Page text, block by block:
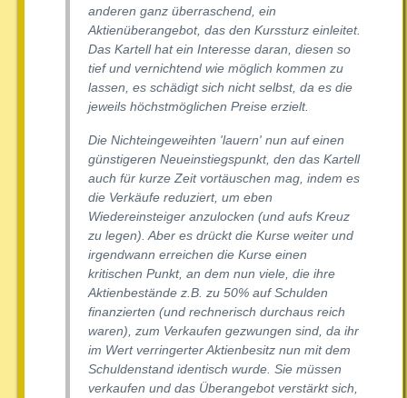
anderen ganz überraschend, ein
Aktienüberangebot, das den Kurssturz einleitet.
Das Kartell hat ein Interesse daran, diesen so
tief und vernichtend wie möglich kommen zu
lassen, es schädigt sich nicht selbst, da es die
jeweils höchstmöglichen Preise erzielt.
Die Nichteingeweihten 'lauern' nun auf einen
günstigeren Neueinstiegspunkt, den das Kartell
auch für kurze Zeit vortäuschen mag, indem es
die Verkäufe reduziert, um eben
Wiedereinsteiger anzulocken (und aufs Kreuz
zu legen). Aber es drückt die Kurse weiter und
irgendwann erreichen die Kurse einen
kritischen Punkt, an dem nun viele, die ihre
Aktienbestände z.B. zu 50% auf Schulden
finanzierten (und rechnerisch durchaus reich
waren), zum Verkaufen gezwungen sind, da ihr
im Wert verringerter Aktienbesitz nun mit dem
Schuldenstand identisch wurde. Sie müssen
verkaufen und das Überangebot verstärkt sich,